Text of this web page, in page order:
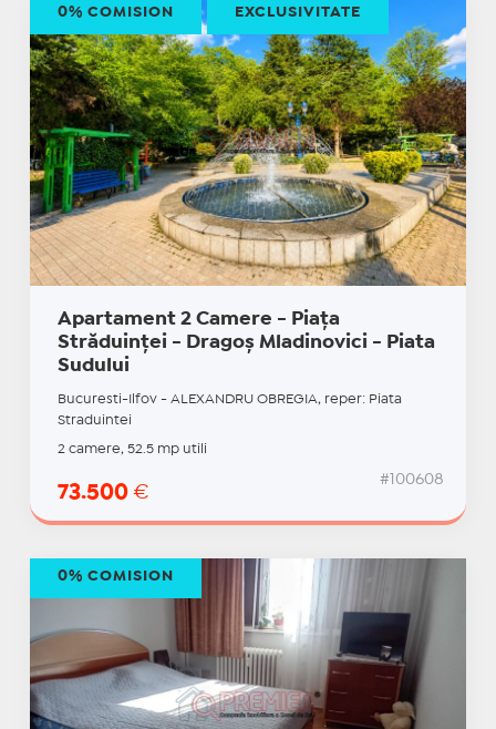
Apartament 2 Camere - Piața
Străduinței - Dragoș Mladinovici - Piata
Sudului
Bucuresti-Ilfov - ALEXANDRU OBREGIA, reper: Piata
Straduintei
2 camere, 52.5 mp utili
73.500 €
#100608
0% COMISION EXCLUSIVITATE
0% COMISION